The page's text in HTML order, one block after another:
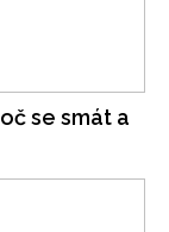
se smát a